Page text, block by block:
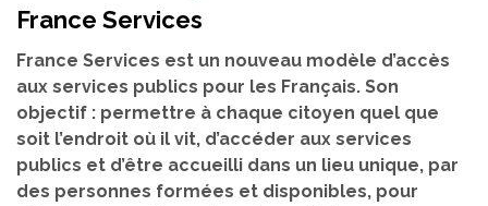
France Services
France Services est un nouveau modèle d’accès
aux services publics pour les Français. Son
objectif : permettre à chaque citoyen quel que
soit l’endroit où il vit, d’accéder aux services
publics et d’être accueilli dans un lieu unique, par
des personnes formées et disponibles, pour